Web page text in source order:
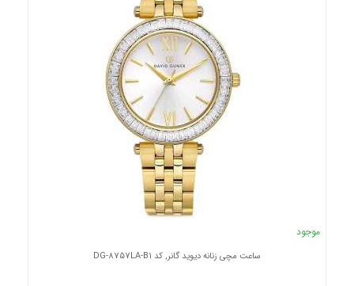
موجود
ساعت مچی زنانه دیوید گانر, کد DG-8757LA-B1